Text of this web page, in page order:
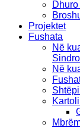
Projektet
Fushata
Në
Në